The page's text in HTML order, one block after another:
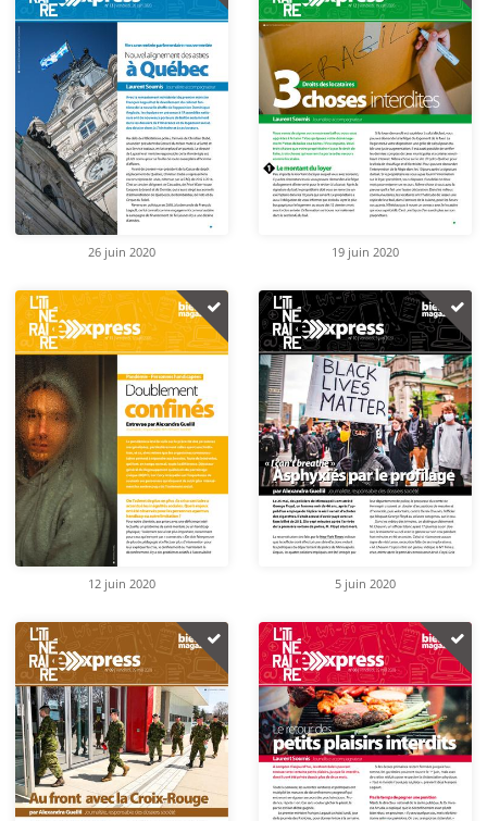
26 juin 2020 19 juin 2020
12 juin 2020 5 juin 2020